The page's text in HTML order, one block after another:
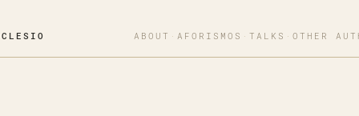
ABOUT ·AFORISMOS · TALKS · OTHER